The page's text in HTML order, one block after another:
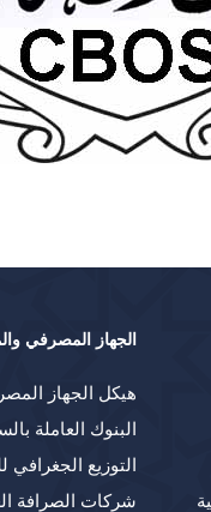
الجهاز المصرفي
هيكل الجهاز
البنوك العاملة
التوزيع
شركات الصرافة